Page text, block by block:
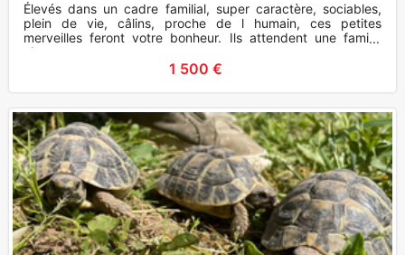
Élevés dans un cadre familial, super caractère, sociables,
plein de vie, câlins, proche de l humain, ces petites
merveilles feront votre bonheur. Ils attendent une famille
aimante
1 500 €